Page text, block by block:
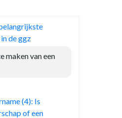
de ggz
maken van een
(4): Is
of een